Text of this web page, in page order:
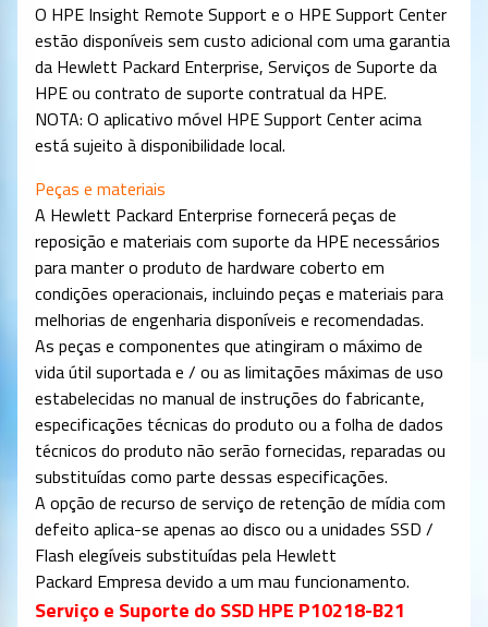
O HPE Insight Remote Support e o HPE Support Center
estão disponíveis sem custo adicional com uma garantia
da Hewlett Packard Enterprise, Serviços de Suporte da
HPE ou contrato de suporte contratual da HPE.
NOTA: O aplicativo móvel HPE Support Center acima
está sujeito à disponibilidade local.
Peças e materiais
A Hewlett Packard Enterprise fornecerá peças de
reposição e materiais com suporte da HPE necessários
para manter o produto de hardware coberto em
condições operacionais, incluindo peças e materiais para
melhorias de engenharia disponíveis e recomendadas.
As peças e componentes que atingiram o máximo de
vida útil suportada e / ou as limitações máximas de uso
estabelecidas no manual de instruções do fabricante,
especificações técnicas do produto ou a folha de dados
técnicos do produto não serão fornecidas, reparadas ou
substituídas como parte dessas especificações.
A opção de recurso de serviço de retenção de mídia com
defeito aplica-se apenas ao disco ou a unidades SSD /
Flash elegíveis substituídas pela Hewlett
Packard Empresa devido a um mau funcionamento.
Serviço e Suporte do SSD HPE P10218-B21